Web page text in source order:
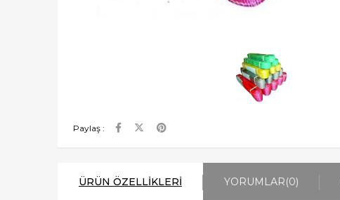
Paylaş :
ÜRÜN ÖZELLIKLERI YORUMLAR(0)